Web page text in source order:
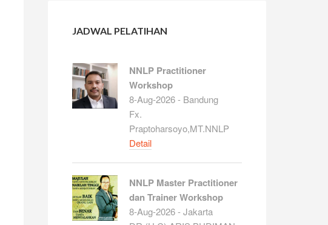
JADWAL PELATIHAN
NNLP Practitioner
Workshop
8-Aug-2026 - Bandung
Fx.
Praptoharsoyo,MT.NNLP
Detail
NNLP Master Practitioner
dan Trainer Workshop
8-Aug-2026 - Jakarta